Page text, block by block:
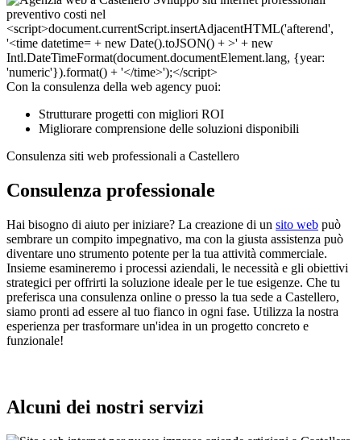
Con la consulenza della web agency puoi:
Strutturare progetti con migliori ROI
Migliorare comprensione delle soluzioni disponibili
Consulenza siti web professionali a Castellero
Consulenza professionale
Hai bisogno di aiuto per iniziare? La creazione di un sito web può
sembrare un compito impegnativo, ma con la giusta assistenza può
diventare uno strumento potente per la tua attività commerciale.
Insieme esamineremo i processi aziendali, le necessità e gli obiettivi
strategici per offrirti la soluzione ideale per le tue esigenze. Che tu
preferisca una consulenza online o presso la tua sede a Castellero,
siamo pronti ad essere al tuo fianco in ogni fase. Utilizza la nostra
esperienza per trasformare un'idea in un progetto concreto e
funzionale!
Alcuni dei nostri servizi